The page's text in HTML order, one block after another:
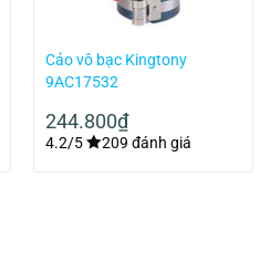
Cảo vô bạc Kingtony
9AC17532
244.800₫
4.2/5 209 đánh giá